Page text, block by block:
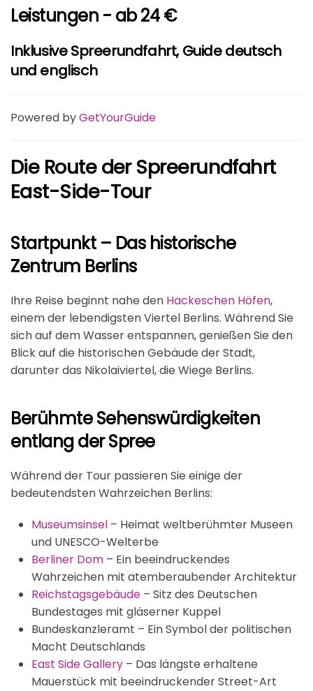
Leistungen - ab 24 €
Inklusive Spreerundfahrt, Guide deutsch
und englisch
Powered byGetYourGuide
Die Route der Spreerundfahrt
East-Side-Tour
Startpunkt – Das historische
Zentrum Berlins
Ihre Reise beginnt nahe den Hackeschen Höfen,
einem der lebendigsten Viertel Berlins. Während Sie
sich auf dem Wasser entspannen, genießen Sie den
Blick auf die historischen Gebäude der Stadt,
darunter das Nikolaiviertel, die Wiege Berlins.
Berühmte Sehenswürdigkeiten
entlang der Spree
Während der Tour passieren Sie einige der
bedeutendsten Wahrzeichen Berlins:
Museumsinsel – Heimat weltberühmter Museen
und UNESCO-Welterbe
Berliner Dom – Ein beeindruckendes
Wahrzeichen mit atemberaubender Architektur
Reichstagsgebäude – Sitz des Deutschen
Bundestages mit gläserner Kuppel
Bundeskanzleramt – Ein Symbol der politischen
Macht Deutschlands
East Side Gallery – Das längste erhaltene
Mauerstück mit beeindruckender Street-Art